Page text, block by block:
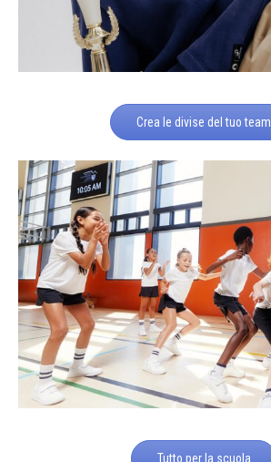
Crea le divise del tuo team
Tutto per la scuola